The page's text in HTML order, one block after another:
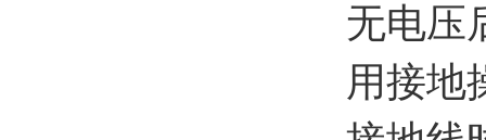
无电压
用接地